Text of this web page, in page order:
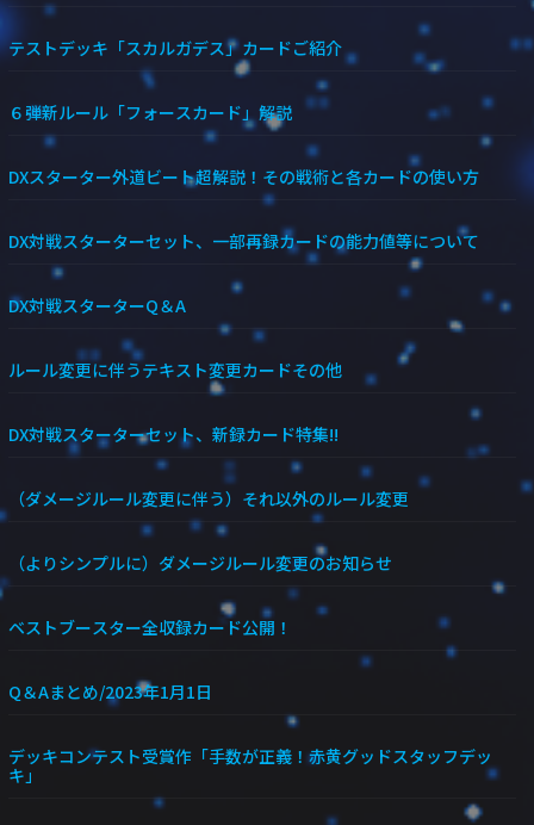
テストデッキ「スカルガデス」カードご紹介
６弾新ルール「フォースカード」解説
DXスターター外道ビート超解説！その戦術と各カードの使い方
DX対戦スターターセット、一部再録カードの能力値等について
DX対戦スターターQ＆A
ルール変更に伴うテキスト変更カードその他
DX対戦スターターセット、新録カード特集!!
（ダメージルール変更に伴う）それ以外のルール変更
（よりシンプルに）ダメージルール変更のお知らせ
ベストブースター全収録カード公開！
Q＆Aまとめ/2023年1月1日
デッキコンテスト受賞作「手数が正義！赤黄グッドスタッフデッ
キ」